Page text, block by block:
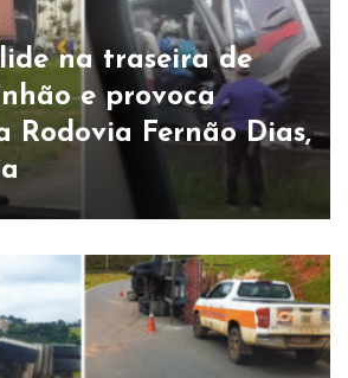
na traseira de
e provoca
Rodovia Fernão Dias,